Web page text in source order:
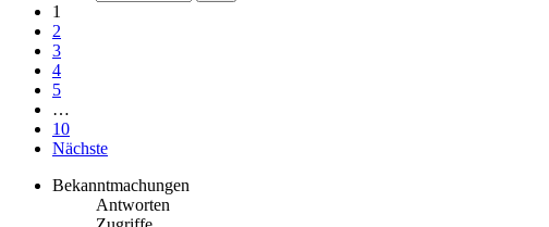
1
2
3
4
5
…
10
Nächste
Bekanntmachungen
Antworten